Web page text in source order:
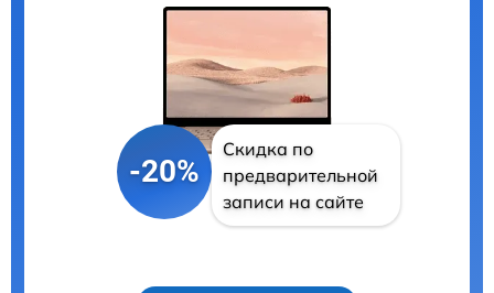
-20%
Скидка по
предварительной
записи на сайте